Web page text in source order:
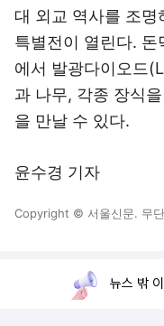
대 외교 역사를 조명
특별전이 열린다. 돈
에서 발광다이오드
과 나무, 각종 장식
을 만날 수 있다.
윤수경 기자
Copyright © 서울신문. 무
뉴스 밖